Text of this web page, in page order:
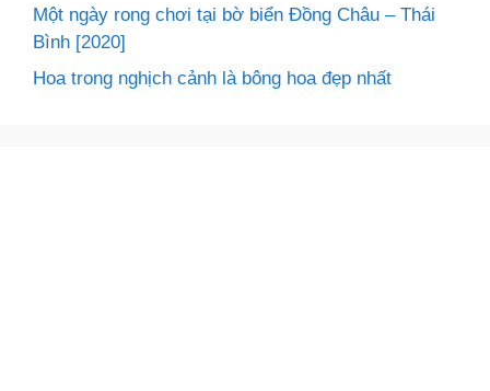
Một ngày rong chơi tại bờ biển Đồng Châu – Thái
Bình [2020]
Hoa trong nghịch cảnh là bông hoa đẹp nhất